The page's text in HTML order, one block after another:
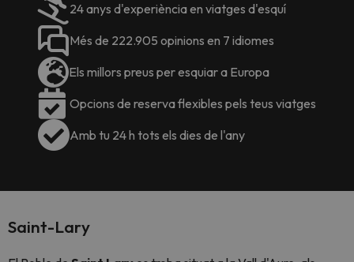
24 anys d'experiència en viatges d'esquí
Més de 222.905 opinions en 7 idiomes
Els millors preus per esquiar a Europa
Opcions de reserva flexibles pels teus viatges
Amb tu 24 h tots els dies de l'any
Saint-Lary